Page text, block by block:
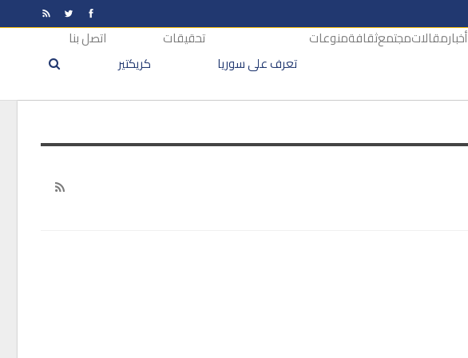
أخبارمقالاتمجتمعثقافةمنوعات
تعرف على سوريا
تحقيقات
كريكتير
اتصل بنا